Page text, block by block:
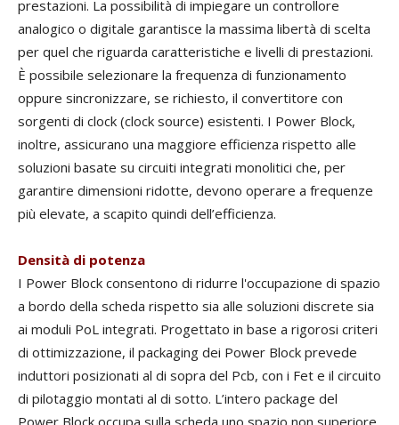
prestazioni. La possibilità di impiegare un controllore
analogico o digitale garantisce la massima libertà di scelta
per quel che riguarda caratteristiche e livelli di prestazioni.
È possibile selezionare la frequenza di funzionamento
oppure sincronizzare, se richiesto, il convertitore con
sorgenti di clock (clock source) esistenti. I Power Block,
inoltre, assicurano una maggiore efficienza rispetto alle
soluzioni basate su circuiti integrati monolitici che, per
garantire dimensioni ridotte, devono operare a frequenze
più elevate, a scapito quindi dell’efficienza.
Densità di potenza
I Power Block consentono di ridurre l'occupazione di spazio
a bordo della scheda rispetto sia alle soluzioni discrete sia
ai moduli PoL integrati. Progettato in base a rigorosi criteri
di ottimizzazione, il packaging dei Power Block prevede
induttori posizionati al di sopra del Pcb, con i Fet e il circuito
di pilotaggio montati al di sotto. L’intero package del
Power Block occupa sulla scheda uno spazio non superiore